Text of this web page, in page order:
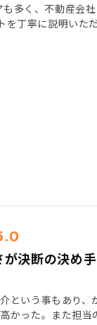
多く、不動産会
丁寧に説明いた
決断の決め手
という事もあり、
かった。また担当